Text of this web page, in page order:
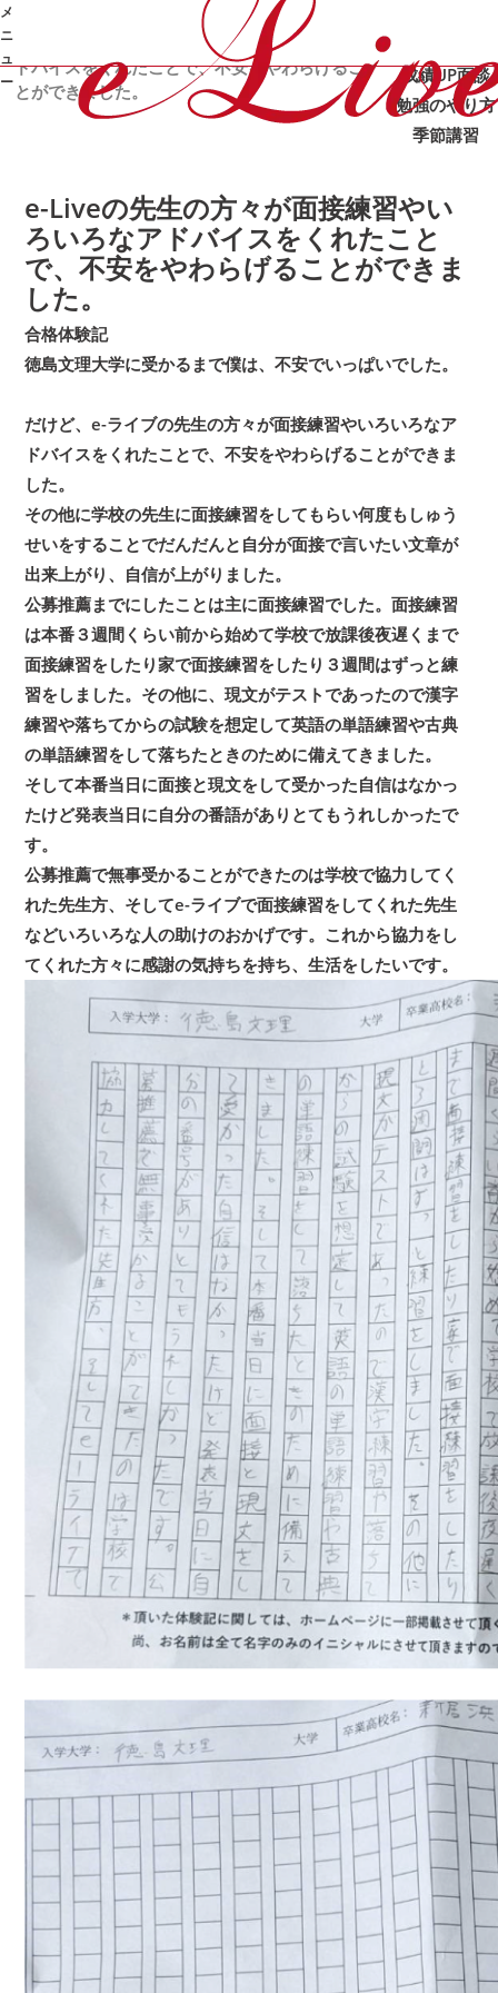
メ
ニ
ュ
ー
/ 体験記 / 合格体験記
e-Liveの先生の方々が面接練習やいろいろなア
ドバイスをくれたことで、不安をやわらげるこ
とができました。
成績UP面談
勉強のやり方
季節講習
e-Liveの先生の方々が面接練習やい
ろいろなアドバイスをくれたこと
で、不安をやわらげることができま
した。
合格体験記
徳島文理大学に受かるまで僕は、不安でいっぱいでした。
だけど、e-ライブの先生の方々が面接練習やいろいろなア
ドバイスをくれたことで、不安をやわらげることができま
した。
その他に学校の先生に面接練習をしてもらい何度もしゅう
せいをすることでだんだんと自分が面接で言いたい文章が
出来上がり、自信が上がりました。
公募推薦までにしたことは主に面接練習でした。面接練習
は本番３週間くらい前から始めて学校で放課後夜遅くまで
面接練習をしたり家で面接練習をしたり３週間はずっと練
習をしました。その他に、現文がテストであったので漢字
練習や落ちてからの試験を想定して英語の単語練習や古典
の単語練習をして落ちたときのために備えてきました。
そして本番当日に面接と現文をして受かった自信はなかっ
たけど発表当日に自分の番語がありとてもうれしかったで
す。
公募推薦で無事受かることができたのは学校で協力してく
れた先生方、そしてe-ライブで面接練習をしてくれた先生
などいろいろな人の助けのおかげです。これから協力をし
てくれた方々に感謝の気持ちを持ち、生活をしたいです。